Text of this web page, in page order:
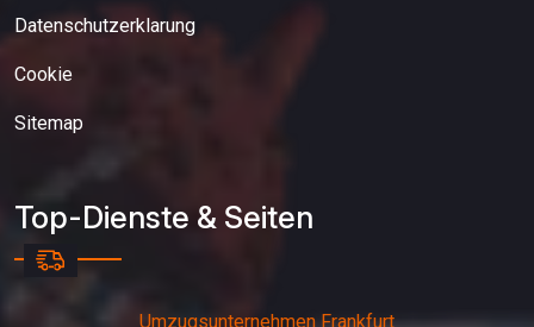
Datenschutzerklarung
Cookie
Sitemap
Top-Dienste & Seiten
Umzugsunternehmen Frankfurt